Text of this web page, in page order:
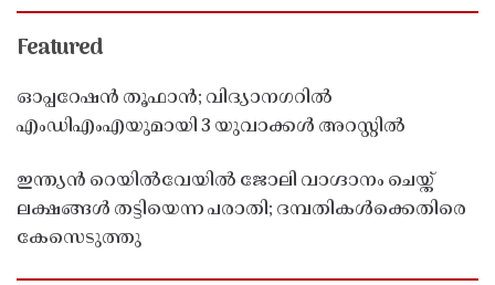
Featured
ഓപ്പറേഷൻ തൂഫാൻ; വിദ്യാനഗറിൽ
എംഡിഎംഎയുമായി 3 യുവാക്കൾ അറസ്റ്റിൽ
ഇന്ത്യൻ റെയിൽവേയിൽ ജോലി വാഗ്ദാനം ചെയ്ത്
ലക്ഷങ്ങൾ തട്ടിയെന്ന പരാതി; ദമ്പതികൾക്കെതിരെ
കേസെടുത്തു